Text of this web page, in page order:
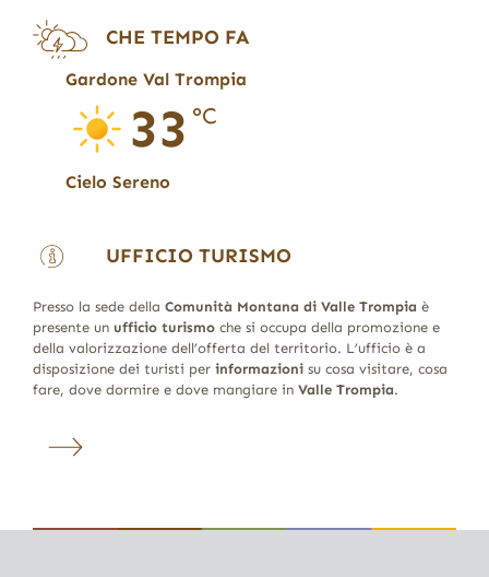
CHE TEMPO FA
Gardone Val Trompia
33 °C
Cielo Sereno
UFFICIO TURISMO
Presso la sede della Comunità Montana di Valle Trompia è
presente un ufficio turismoche si occupa della promozione e
della valorizzazione dell’offerta del territorio. L’ufficio è a
disposizione dei turisti per informazionisu cosa visitare, cosa
fare, dove dormire e dove mangiare in Valle Trompia.